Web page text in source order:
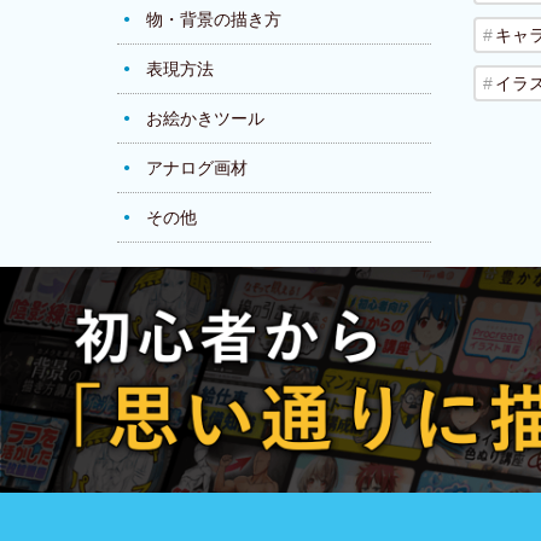
物・背景の描き方
表現方法
お絵かきツール
アナログ画材
その他
キャ
イラ